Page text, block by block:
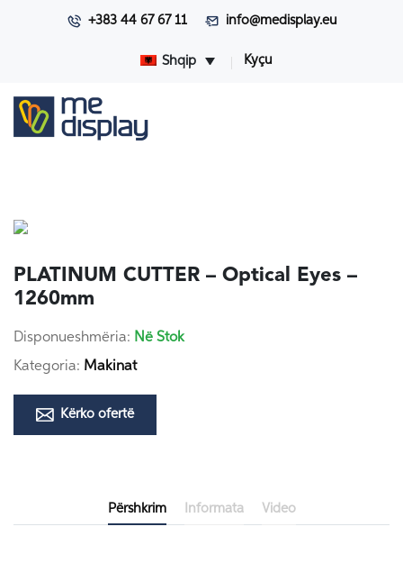
+383 44 67 67 11 info@medisplay.eu
Shqip Kyçu
PLATINUM CUTTER – Optical Eyes –
1260mm
Disponueshmëria: Në Stok
Kategoria: Makinat
Kërko ofertë
Përshkrim Informata Video